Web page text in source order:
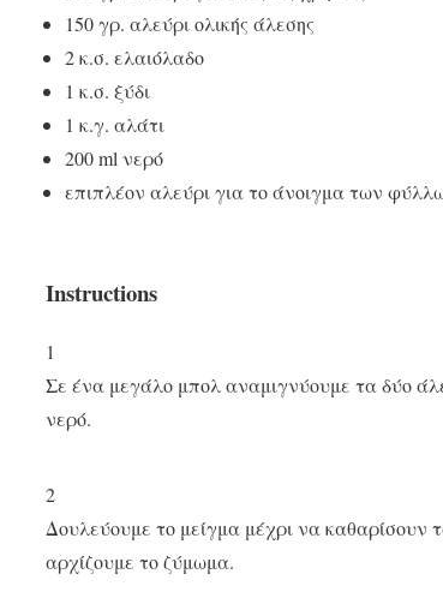
150 γρ. αλεύρι ολικής άλεσης
2 κ.σ. ελαιόλαδο
1 κ.σ. ξύδι
1 κ.γ. αλάτι
200 ml νερό
επιπλέον αλεύρι για το άνοιγμα των
Instructions
1
Σε ένα μεγάλο μπολ αναμιγνύουμε τα δύο
νερό.
2
Δουλεύουμε το μείγμα μέχρι να
αρχίζουμε το ζύμωμα.